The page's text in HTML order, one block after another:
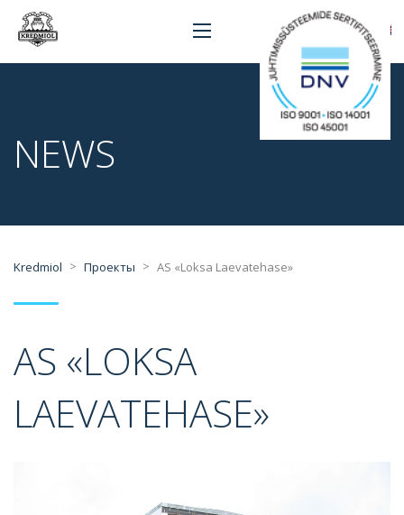
NEWS
Kredmiol > Проекты > AS «Loksa Laevatehase»
AS «LOKSA
LAEVATEHASE»